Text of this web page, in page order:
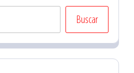
Buscar